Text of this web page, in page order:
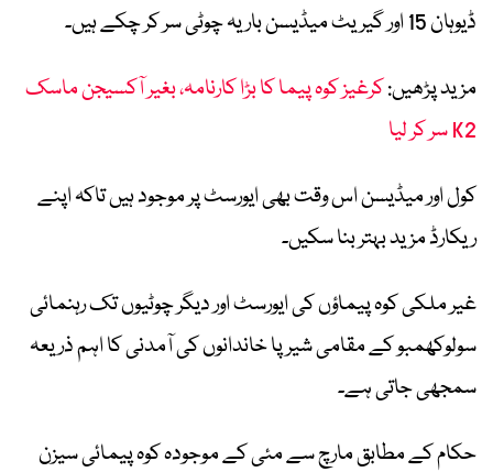
ڈیوہان 15
اور گیریٹ میڈیسن بار یہ چوٹی سر کر چکے ہیں۔
مزید پڑھیں:کرغیز کوہ پیما کا بڑا کارنامہ، بغیر آکسیجن ماسک
K2 سر کر لیا
کول اور میڈیسن اس وقت بھی ایورسٹ پر موجود ہیں تاکہ اپنے
ریکارڈ مزید بہتر بنا سکیں۔
غیر ملکی کوہ پیماؤں کی ایورسٹ اور دیگر چوٹیوں تک رہنمائی
سولوکھمبو کے مقامی شیرپا خاندانوں کی آمدنی کا اہم ذریعہ
سمجھی جاتی ہے۔
حکام کے مطابق مارچ سے مئی کے موجودہ کوہ پیمائی سیزن